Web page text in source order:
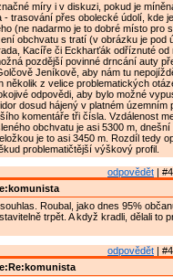
míry i v diskuzi, pokud je
- trasování přes obolecké údolí, kde
(ne nadarmo je to dobré místo pro
obchvatu s tratí (v obrázku je pod
Kacíře či Eckharťák odříznuté od
pozdější povinné drncání auty
Jeníkově, aby nám tu
několik z velice problematických
odpovědi, aby bylo možné
dosud hájený v platném územním
komentáře tři čísla. Vzdálenost
obchvatu je asi 5300 m,
je to asi 3450 m. Rozdíl tedy
problematičtější výškový profil.
odpovědět |
Roubal, jako dnes 95%
trpět. A když kradli, dělali to
odpovědět |